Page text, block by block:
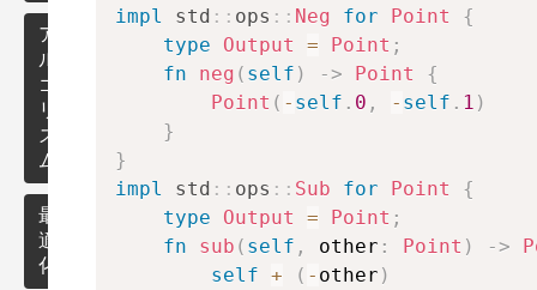
ア
ル
ゴ
リ
ズ
ム
最
適
化
impl
std :: ops :: Neg for Point
{
type
Output = Point ;
fn
neg ( self ) -> Point
{
Point ( - self . 0 , - self . 1 )
}
}
impl
std :: ops :: Sub for Point
{
type
Output = Point ;
fn
sub ( self , other : Point ) ->
self + ( - other )